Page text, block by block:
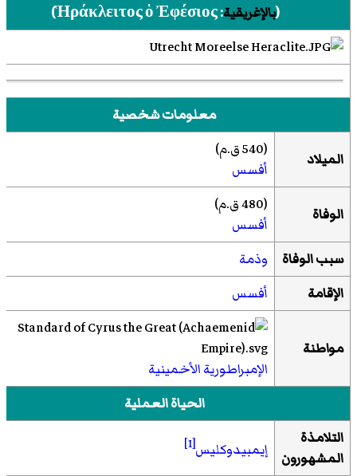
(بالإغريقية:
Ἡράκλειτος ὁ Ἐφέσιος
)‏
معلومات شخصية
الميلاد
(540 ق.م)
أفسس
الوفاة
(480 ق.م)
أفسس
سبب الوفاة
وذمة
الإقامة
أفسس
مواطنة
الإمبراطورية الأخمينية
الحياة العملية
التلامذة
المشهورون
إيمبيدوكليس[1]